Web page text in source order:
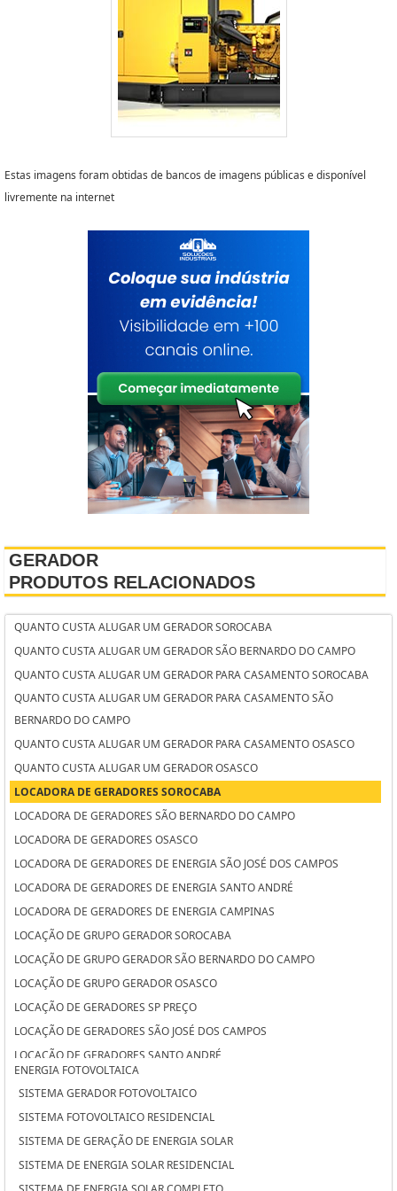
Estas imagens foram obtidas de bancos de imagens públicas e disponível
livremente na internet
GERADOR
PRODUTOS RELACIONADOS
QUANTO CUSTA ALUGAR UM GERADOR SOROCABA
QUANTO CUSTA ALUGAR UM GERADOR SÃO BERNARDO DO CAMPO
QUANTO CUSTA ALUGAR UM GERADOR PARA CASAMENTO SOROCABA
QUANTO CUSTA ALUGAR UM GERADOR PARA CASAMENTO SÃO
BERNARDO DO CAMPO
QUANTO CUSTA ALUGAR UM GERADOR PARA CASAMENTO OSASCO
QUANTO CUSTA ALUGAR UM GERADOR OSASCO
LOCADORA DE GERADORES SOROCABA
LOCADORA DE GERADORES SÃO BERNARDO DO CAMPO
LOCADORA DE GERADORES OSASCO
LOCADORA DE GERADORES DE ENERGIA SÃO JOSÉ DOS CAMPOS
LOCADORA DE GERADORES DE ENERGIA SANTO ANDRÉ
LOCADORA DE GERADORES DE ENERGIA CAMPINAS
LOCAÇÃO DE GRUPO GERADOR SOROCABA
LOCAÇÃO DE GRUPO GERADOR SÃO BERNARDO DO CAMPO
LOCAÇÃO DE GRUPO GERADOR OSASCO
LOCAÇÃO DE GERADORES SP PREÇO
LOCAÇÃO DE GERADORES SÃO JOSÉ DOS CAMPOS
LOCAÇÃO DE GERADORES SANTO ANDRÉ
LOCAÇÃO DE GERADORES PARA CASAMENTO SÃO JOSÉ DOS CAMPOS
LOCAÇÃO DE GERADORES DE ENERGIA SOROCABA
ENERGIA FOTOVOLTAICA
SISTEMA GERADOR FOTOVOLTAICO
SISTEMA FOTOVOLTAICO RESIDENCIAL
SISTEMA DE GERAÇÃO DE ENERGIA SOLAR
SISTEMA DE ENERGIA SOLAR RESIDENCIAL